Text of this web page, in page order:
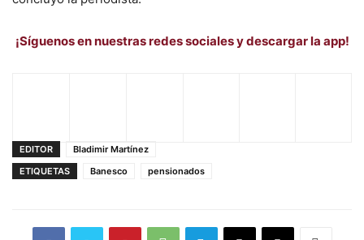
¡Síguenos en nuestras redes sociales y descargar la app!
EDITOR
Bladimir Martínez
ETIQUETAS
Banesco pensionados